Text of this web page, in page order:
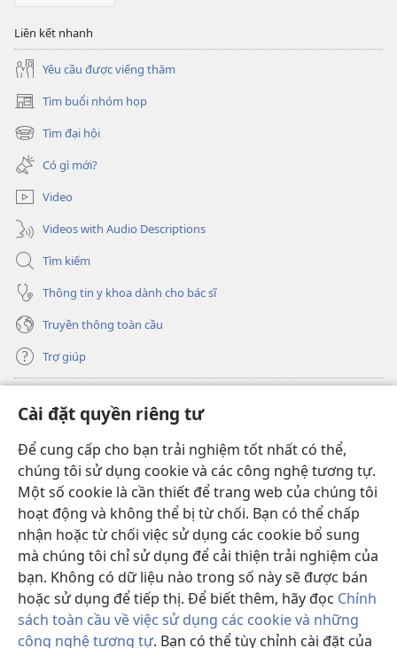
Cài đặt quyền riêng tư
Để cung cấp cho bạn trải nghiệm tốt nhất có thể,
chúng tôi sử dụng cookie và các công nghệ tương tự.
Một số cookie là cần thiết để trang web của chúng tôi
hoạt động và không thể bị từ chối. Bạn có thể chấp
nhận hoặc từ chối việc sử dụng các cookie bổ sung
mà chúng tôi chỉ sử dụng để cải thiện trải nghiệm của
bạn. Không có dữ liệu nào trong số này sẽ được bán
hoặc sử dụng để tiếp thị. Để biết thêm, hãy đọc Chính
sách toàn cầu về việc sử dụng các cookie và những
công nghệ tương tự. Bạn có thể tùy chỉnh cài đặt của
Liên kết nhanh
Yêu cầu được viếng thăm
Tìm buổi nhóm họp
(mở
cửa
sổ
mới)
Tìm đại hội
(mở
cửa
sổ
mới)
Có gì mới?
Video
Videos with Audio Descriptions
Tìm kiếm
Thông tin y khoa dành cho bác sĩ
Truyền thông toàn cầu
Trợ giúp
(mở
cửa
sổ
mới)
THƯ VIỆN TRỰC TUYẾN Tháp Canh
(mở
cửa
sổ
mới)
JW Hub ®
(mở
cửa
sổ
mới)
JW Library
Thư viện Tháp Canh